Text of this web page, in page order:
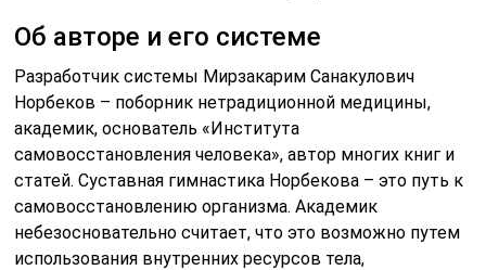
Об авторе и его системе
Разработчик системы Мирзакарим Санакулович
Норбеков – поборник нетрадиционной медицины,
академик, основатель «Института
самовосстановления человека», автор многих книг и
статей. Суставная гимнастика Норбекова – это путь к
самовосстановлению организма. Академик
небезосновательно считает, что это возможно путем
использования внутренних ресурсов тела,